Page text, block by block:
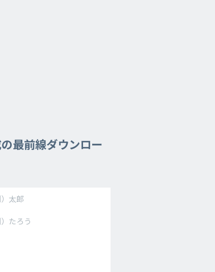
最前線ダウンロー